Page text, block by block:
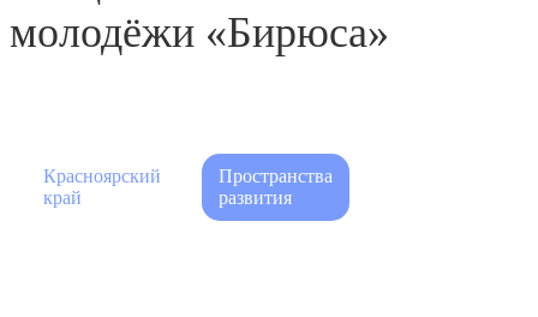
молодёжи «Бирюса»
Красноярский
край
Пространства
развития